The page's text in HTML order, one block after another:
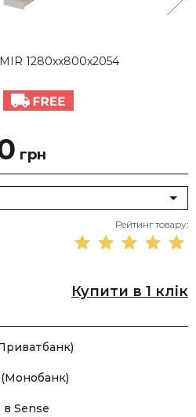
1280хх800х2054
грн
Рейтинг товару:
Купити в 1 клік
в Sense